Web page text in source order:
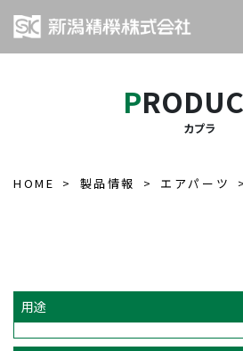
カプラ
HOME 製品情報 エアパーツ
用途